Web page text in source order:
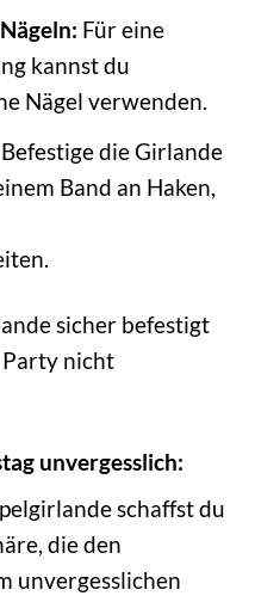
Für eine
kannst du
Nägel verwenden.
Befestige die Girlande
Band an Haken,
sicher befestigt
nicht
unvergesslich:
schaffst du
die den
unvergesslichen